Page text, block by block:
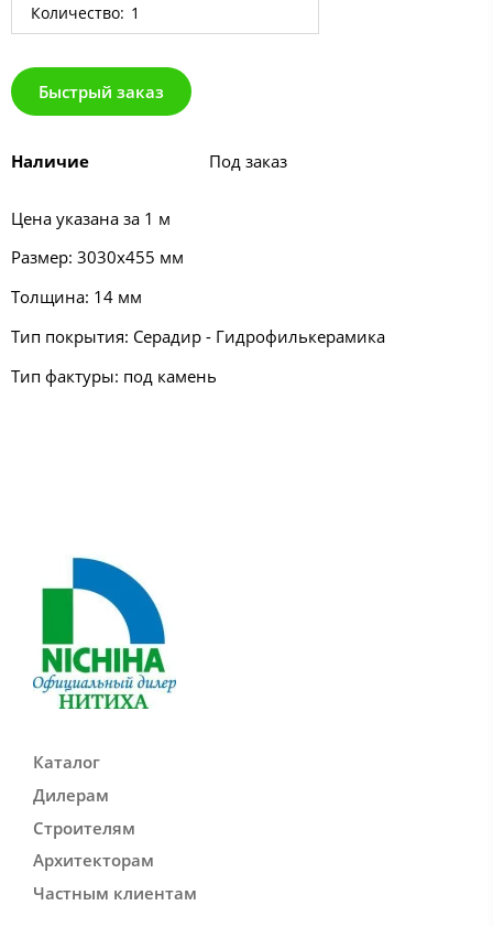
Количество:
Быстрый заказ
Наличие Под заказ
Цена указана за 1 м
Размер: 3030х455 мм
Толщина: 14 мм
Тип покрытия: Серадир - Гидрофилькерамика
Тип фактуры: под камень
Каталог
Дилерам
Строителям
Архитекторам
Частным клиентам